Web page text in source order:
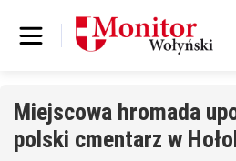
Miejscowa hromada
polski cmentarz w